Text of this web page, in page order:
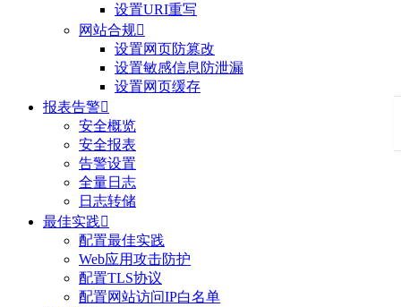
设置URI重写
网站合规
设置网页防篡改
设置敏感信息防泄漏
设置网页缓存
报表告警
安全概览
安全报表
告警设置
全量日志
日志转储
最佳实践
配置最佳实践
Web应用攻击防护
配置TLS协议
配置网站访问IP白名单